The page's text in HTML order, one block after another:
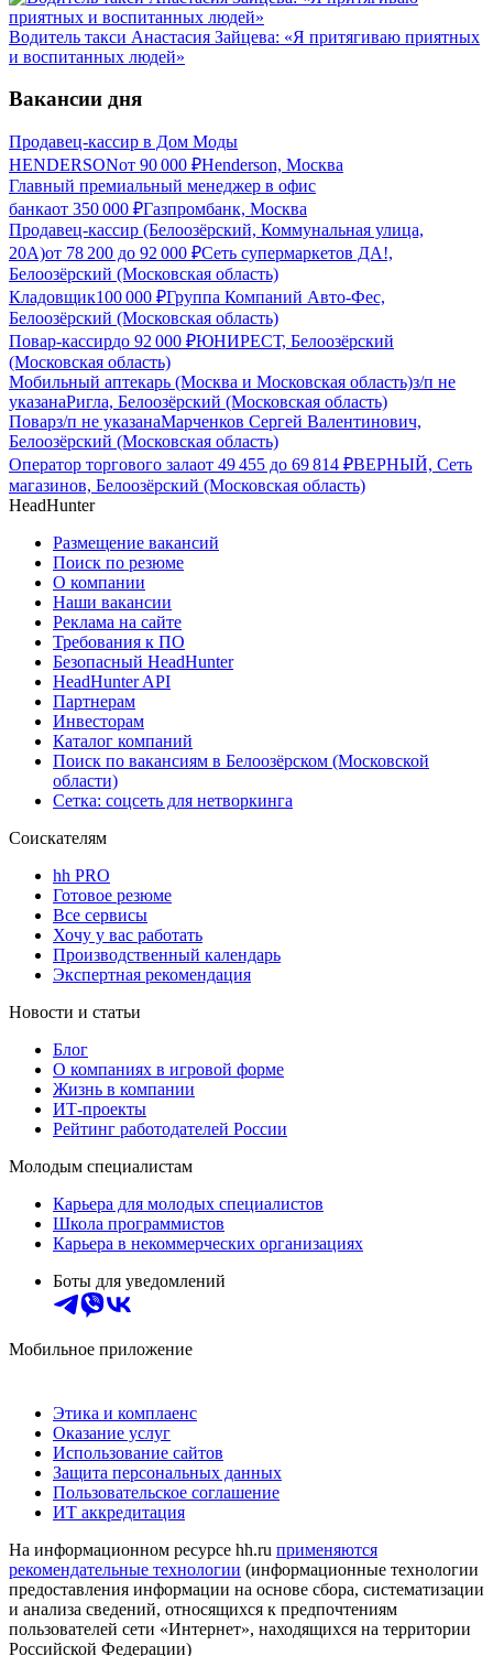
Водитель такси Анастасия Зайцева: «Я притягиваю приятных
и воспитанных людей»
Вакансии дня
Продавец-кассир в Дом Моды
HENDERSONот 90 000 ₽Henderson, Москва
Главный премиальный менеджер в офис
банкаот 350 000 ₽Газпромбанк, Москва
Продавец-кассир (Белоозёрский, Коммунальная улица,
20А)от 78 200 до 92 000 ₽Сеть супермаркетов ДА!,
Белоозёрский (Московская область)
Кладовщик100 000 ₽Группа Компаний Авто-Фес,
Белоозёрский (Московская область)
Повар-кассирдо 92 000 ₽ЮНИРЕСТ, Белоозёрский
(Московская область)
Мобильный аптекарь (Москва и Московская область)з/п не
указанаРигла, Белоозёрский (Московская область)
Поварз/п не указанаМарченков Сергей Валентинович,
Белоозёрский (Московская область)
Оператор торгового залаот 49 455 до 69 814 ₽ВЕРНЫЙ, Сеть
магазинов, Белоозёрский (Московская область)
HeadHunter
Размещение вакансий
Поиск по резюме
О компании
Наши вакансии
Реклама на сайте
Требования к ПО
Безопасный HeadHunter
HeadHunter API
Партнерам
Инвесторам
Каталог компаний
Поиск по вакансиям в Белоозёрском (Московской
области)
Сетка: соцсеть для нетворкинга
Соискателям
hh PRO
Готовое резюме
Все сервисы
Хочу у вас работать
Производственный календарь
Экспертная рекомендация
Новости и статьи
Блог
О компаниях в игровой форме
Жизнь в компании
ИТ-проекты
Рейтинг работодателей России
Молодым специалистам
Карьера для молодых специалистов
Школа программистов
Карьера в некоммерческих организациях
Боты для уведомлений
Мобильное приложение
Этика и комплаенс
Оказание услуг
Использование сайтов
Защита персональных данных
Пользовательское соглашение
ИТ аккредитация
На информационном ресурсе hh.ru применяются
рекомендательные технологии (информационные технологии
предоставления информации на основе сбора, систематизации
и анализа сведений, относящихся к предпочтениям
пользователей сети «Интернет», находящихся на территории
Российской Федерации)